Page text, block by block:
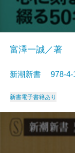
富澤一誠／著
新潮新書 978-
新書電子書籍あり